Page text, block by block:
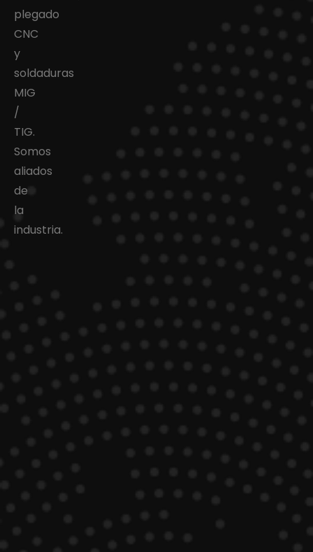
plegado
CNC
y
soldaduras
MIG
/
TIG.
Somos
aliados
de
la
industria.